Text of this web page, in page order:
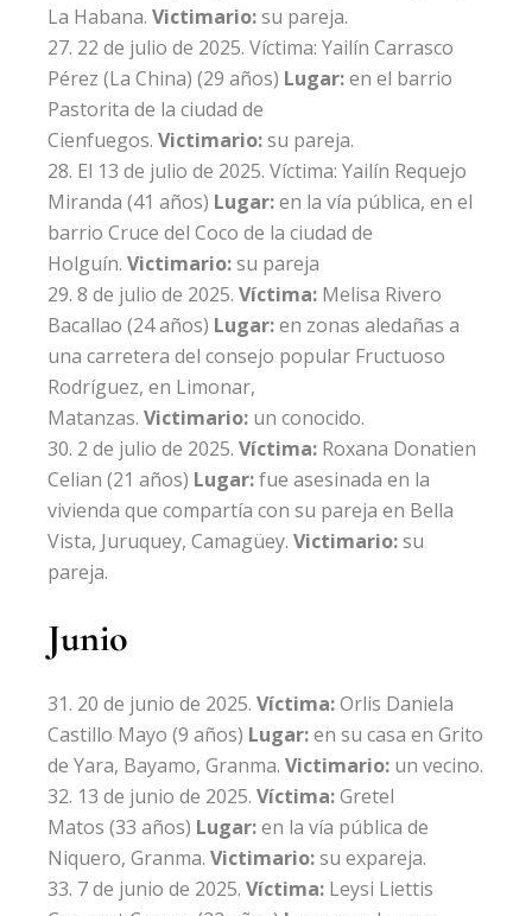
La Habana.Victimario:su pareja.
22 de julio de 2025. Víctima:Yailín Carrasco
Pérez (La China) (29 años) Lugar:en el barrio
Pastorita de la ciudad de
Cienfuegos.Victimario:su pareja.
El 13 de julio de 2025. Víctima:Yailín Requejo
Miranda (41 años) Lugar:en la vía pública, en el
barrio Cruce del Coco de la ciudad de
Holguín.Victimario:su pareja
8 de julio de 2025.Víctima: Melisa Rivero
Bacallao (24 años) Lugar:en zonas aledañas a
una carretera del consejo popular Fructuoso
Rodríguez, en Limonar,
Matanzas.Victimario: un conocido.
2 de julio de 2025.Víctima: Roxana Donatien
Celian (21 años) Lugar:fue asesinada en la
vivienda que compartía con su pareja en Bella
Vista, Juruquey, Camagüey.Victimario:su
pareja.
Junio
20 de junio de 2025.Víctima:Orlis Daniela
Castillo Mayo (9 años) Lugar:en su casa en Grito
de Yara, Bayamo, Granma.Victimario: un vecino.
13 de junio de 2025.Víctima:Gretel
Matos (33 años) Lugar:en la vía pública de
Niquero, Granma.Victimario:su expareja.
7 de junio de 2025.Víctima: Leysi Liettis